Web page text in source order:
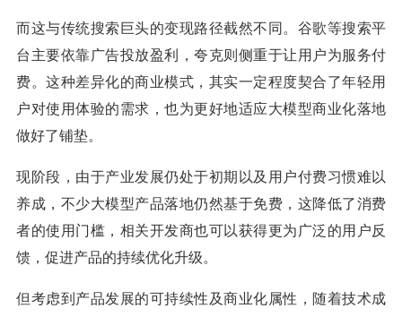
而这与传统搜索巨头的变现路径截然不同。谷歌等搜索平
台主要依靠广告投放盈利，夸克则侧重于让用户为服务付
费。这种差异化的商业模式，其实一定程度契合了年轻用
户对使用体验的需求，也为更好地适应大模型商业化落地
做好了铺垫。
现阶段，由于产业发展仍处于初期以及用户付费习惯难以
养成，不少大模型产品落地仍然基于免费，这降低了消费
者的使用门槛，相关开发商也可以获得更为广泛的用户反
馈，促进产品的持续优化升级。
但考虑到产品发展的可持续性及商业化属性，随着技术成